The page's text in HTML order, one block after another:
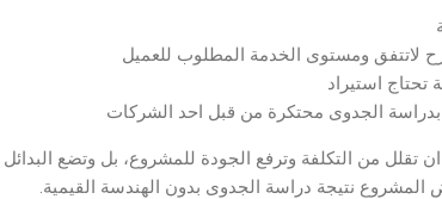
لاتتفق ومستوى الخدمة المطلوب للعميل
تحتاج استيراد
بدراسة الجدوى محتكرة من قبل احد الشركات
تقلل من التكلفة وترفع الجودة للمشروع، بل وتضع
المشروع نتيجة دراسة الجدوى بدون الهندسة القيمية.